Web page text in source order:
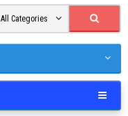
All Categories